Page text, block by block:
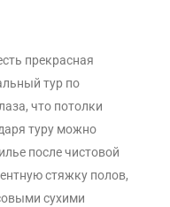
прекрасная
тур по
что потолки
туру можно
после чистовой
стяжку полов,
сухими